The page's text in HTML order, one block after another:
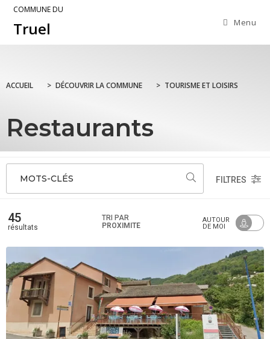
COMMUNE DU
Truel Menu
ACCUEIL > DÉCOUVRIR LA COMMUNE > TOURISME ET LOISIRS
Restaurants
MOTS-CLÉS FILTRES
45
résultats
TRI PAR
PROXIMITÉ
AUTOUR
DE MOI